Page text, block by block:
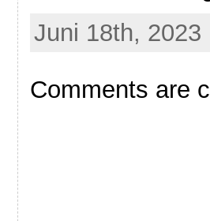
Juni 18th,
Comments are